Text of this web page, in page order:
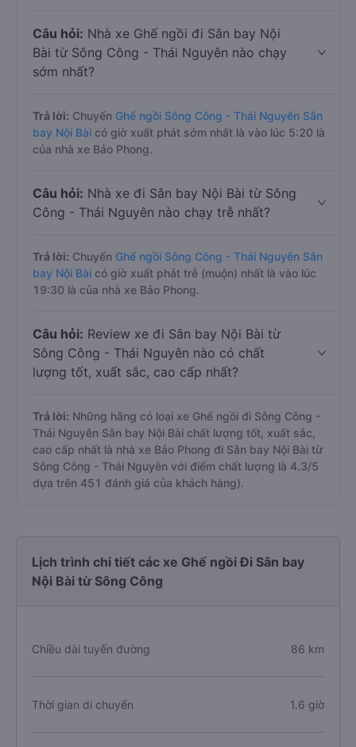
Câu hỏi: Nhà xe Ghế ngồi đi Sân bay Nội
Bài từ Sông Công - Thái Nguyên nào chạy
sớm nhất?
Trả lời: Chuyến Ghế ngồi Sông Công - Thái Nguyên Sân
bay Nội Bài có giờ xuất phát sớm nhất là vào lúc 5:20 là
của nhà xe Bảo Phong.
Câu hỏi: Nhà xe đi Sân bay Nội Bài từ Sông
Công - Thái Nguyên nào chạy trễ nhất?
Trả lời: Chuyến Ghế ngồi Sông Công - Thái Nguyên Sân
bay Nội Bài có giờ xuất phát trễ (muộn) nhất là vào lúc
19:30 là của nhà xe Bảo Phong.
Câu hỏi: Review xe đi Sân bay Nội Bài từ
Sông Công - Thái Nguyên nào có chất
lượng tốt, xuất sắc, cao cấp nhất?
Trả lời: Những hãng có loại xe Ghế ngồi đi Sông Công -
Thái Nguyên Sân bay Nội Bài chất lượng tốt, xuất sắc,
cao cấp nhất là nhà xe Bảo Phong đi Sân bay Nội Bài từ
Sông Công - Thái Nguyên với điểm chất lượng là 4.3/5
dựa trên 451 đánh giá của khách hàng).
Lịch trình chi tiết các xe Ghế ngồi Đi Sân bay
Nội Bài từ Sông Công
Chiều dài tuyến đường 86 km
Thời gian di chuyển 1.6 giờ